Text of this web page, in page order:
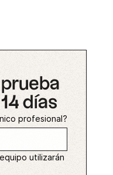
días
profesional?
utilizarán